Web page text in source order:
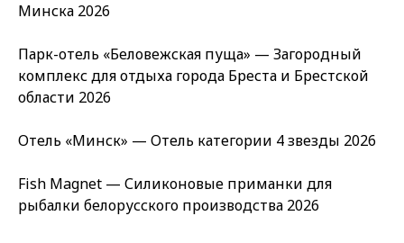
Минска 2026
Парк-отель «Беловежская пуща» — Загородный
комплекс для отдыха города Бреста и Брестской
области 2026
Отель «Минск» — Отель категории 4 звезды 2026
Fish Magnet — Силиконовые приманки для
рыбалки белорусского производства 2026